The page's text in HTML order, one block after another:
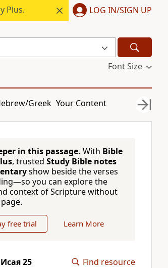
Plus. LOG IN/SIGN UP
Font Size
Greek Your Content
in this passage. With Bible
, trusted Study Bible notes
show beside the verses
you can explore the
context of Scripture without
free trial Learn More
Исая 25 Find resource